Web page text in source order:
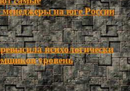
на юге России
психологически
уровень